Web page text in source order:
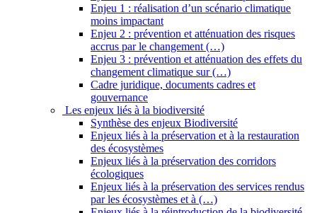
Enjeu 1 : réalisation d’un scénario climatique
moins impactant
Enjeu 2 : prévention et atténuation des risques
accrus par le changement (…)
Enjeu 3 : prévention et atténuation des effets du
changement climatique sur (…)
Cadre juridique, documents cadres et
gouvernance
Les enjeux liés à la biodiversité
Synthèse des enjeux Biodiversité
Enjeux liés à la préservation et à la restauration
des écosystèmes
Enjeux liés à la préservation des corridors
écologiques
Enjeux liés à la préservation des services rendus
par les écosystèmes et à (…)